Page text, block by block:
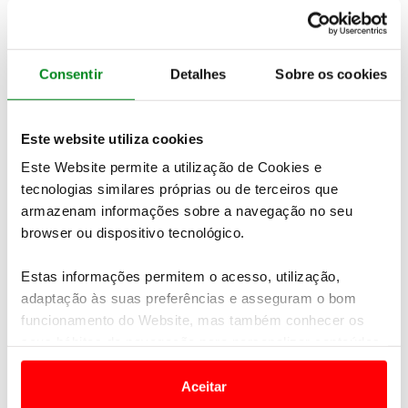
Consentir Detalhes Sobre os cookies
Este website utiliza cookies
Este Website permite a utilização de Cookies e
tecnologias similares próprias ou de terceiros que
armazenam informações sobre a navegação no seu
browser ou dispositivo tecnológico.
Estas informações permitem o acesso, utilização,
adaptação às suas preferências e asseguram o bom
funcionamento do Website, mas também conhecer os
e anúncios de modo a promover produtos e/ou serviços.
Aceitar
Temos mais viagens e experiências à sua espera.
nos
Veja também